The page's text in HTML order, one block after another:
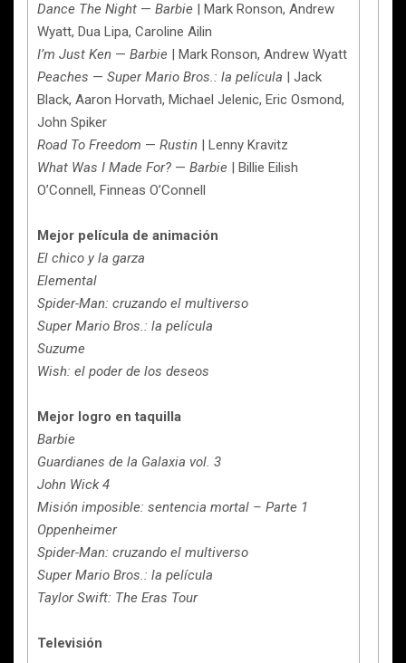
Dance The Night — Barbie | Mark Ronson, Andrew
Wyatt, Dua Lipa, Caroline Ailin
I’m Just Ken — Barbie | Mark Ronson, Andrew Wyatt
Peaches — Super Mario Bros.: la película | Jack
Black, Aaron Horvath, Michael Jelenic, Eric Osmond,
John Spiker
Road To Freedom — Rustin | Lenny Kravitz
What Was I Made For? — Barbie | Billie Eilish
O’Connell, Finneas O’Connell
Mejor película de animación
El chico y la garza
Elemental
Spider-Man: cruzando el multiverso
Super Mario Bros.: la película
Suzume
Wish: el poder de los deseos
Mejor logro en taquilla
Barbie
Guardianes de la Galaxia vol. 3
John Wick 4
Misión imposible: sentencia mortal – Parte 1
Oppenheimer
Spider-Man: cruzando el multiverso
Super Mario Bros.: la película
Taylor Swift: The Eras Tour
Televisión